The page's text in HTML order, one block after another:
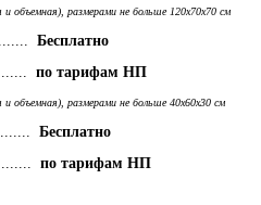
объемная), размерами не больше 120х70х70 см
Бесплатно
по тарифам НП
объемная), размерами не больше 40х60х30 см
Бесплатно
по тарифам НП